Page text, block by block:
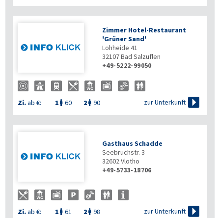
Zimmer Hotel-Restaurant
'Grüner Sand'
Lohheide 41
32107Bad Salzuflen
+49-5222-99050
Zi.ab €: 1  60 2  90 zur Unterkunft 
Gasthaus Schadde
Seebruchstr. 3
32602Vlotho
+49-5733-18706
Zi.ab €: 1  61 2  98 zur Unterkunft 